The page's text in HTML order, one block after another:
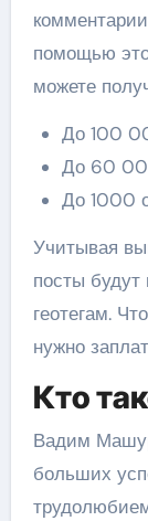
помощью
можете
До 100
До 60
До 1000
Учитывая
посты
геотегам.
нужно
Кто
Вадим
больших